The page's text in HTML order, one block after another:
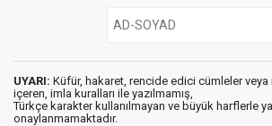
UYARI: Küfür, hakaret, rencide edici cümleler veya
içeren, imla kuralları ile yazılmamış,
Türkçe karakter kullanılmayan ve büyük harflerle
onaylanmamaktadır.